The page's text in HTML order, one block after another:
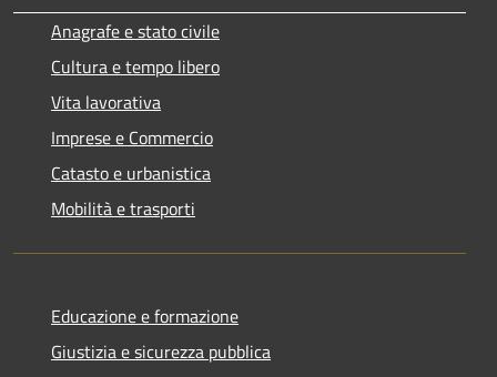
Anagrafe e stato civile
Cultura e tempo libero
Vita lavorativa
Imprese e Commercio
Catasto e urbanistica
Mobilità e trasporti
Educazione e formazione
Giustizia e sicurezza pubblica